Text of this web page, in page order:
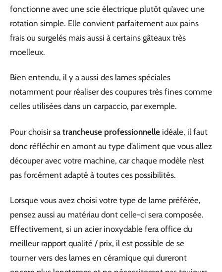
fonctionne avec une scie électrique plutôt qu’avec une
rotation simple. Elle convient parfaitement aux pains
frais ou surgelés mais aussi à certains gâteaux très
moelleux.
Bien entendu, il y a aussi des lames spéciales
notamment pour réaliser des coupures très fines comme
celles utilisées dans un carpaccio, par exemple.
Pour choisir sa trancheuse professionnelle idéale, il faut
donc réfléchir en amont au type d’aliment que vous allez
découper avec votre machine, car chaque modèle n’est
pas forcément adapté à toutes ces possibilités.
Lorsque vous avez choisi votre type de lame préférée,
pensez aussi au matériau dont celle-ci sera composée.
Effectivement, si un acier inoxydable fera office du
meilleur rapport qualité / prix, il est possible de se
tourner vers des lames en céramique qui dureront